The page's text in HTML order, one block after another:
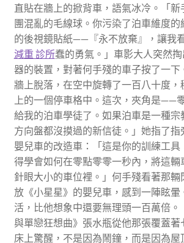
直貼在牆上的掀背車，語氣冰冷。「
團混亂的毛線球。你污染了泊車維度
的後視鏡貼紙——『永不放棄』，讓我
減重 診所蠢的勇氣。」車影大人突然
器的裝置，對著何手殘的車子按了一下
牆上脫落，在空中旋轉了一百八十度，
上的一個停車格中。這次，夾角是——
給我的泊車學徒了。如果泊車是一種宗
方向盤都沒摸過的新信徒。」她指了指
嬰兒車的改造車：「這是你的訓練工
得學會如何在零點零零一秒內，將這輛
針眼大小的車位裡。」何手殘看著那
放《小星星》的嬰兒車，感到一陣眩暈
活，比他想象中還要無理頭一百萬倍
與單戀狂想曲》張水瓶從他那張覆蓋著
床上驚醒，不是因為鬧鐘，而是因為